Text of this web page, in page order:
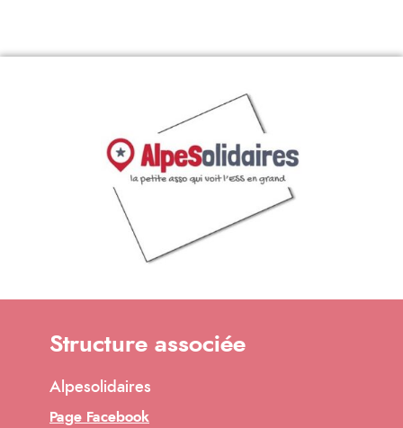
Structure associée
Alpesolidaires
Page Facebook